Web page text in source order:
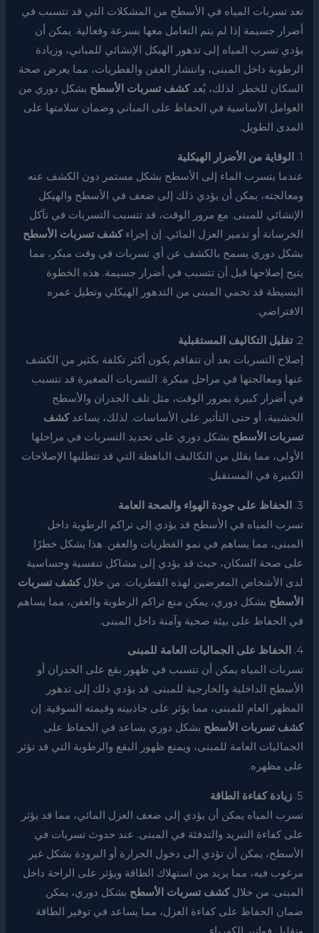
تعد تسربات المياه في الأسطح من المشكلات التي قد تتسبب في
أضرار جسيمة إذا لم يتم التعامل معها بسرعة وفعالية. يمكن أن
يؤدي تسرب المياه إلى تدهور الهيكل الإنشائي للمباني، وزيادة
الرطوبة داخل المبنى، وانتشار العفن والفطريات، مما يعرض صحة
السكان للخطر. لذلك، يُعدكشف تسربات الأسطح بشكل دوري من
العوامل الأساسية في الحفاظ على المباني وضمان سلامتها على
المدى الطويل.
1.
الوقاية من الأضرار الهيكلية
عندما يتسرب الماء إلى الأسطح بشكل مستمر دون الكشف عنه
ومعالجته، يمكن أن يؤدي ذلك إلى ضعف في الأسطح والهيكل
الإنشائي للمبنى. مع مرور الوقت، قد تتسبب التسربات في تآكل
الخرسانة أو تدمير العزل المائي. إن إجراءكشف تسربات الأسطح
بشكل دوري يسمح بالكشف عن أي تسربات في وقت مبكر، مما
يتيح إصلاحها قبل أن تتسبب في أضرار جسيمة. هذه الخطوة
البسيطة قد تحمي المبنى من التدهور الهيكلي وتطيل عمره
الافتراضي.
2. تقليل التكاليف المستقبلية
إصلاح التسربات بعد أن تتفاقم يكون أكثر تكلفة بكثير من الكشف
عنها ومعالجتها في مراحل مبكرة. التسربات الصغيرة قد تتسبب
في أضرار كبيرة بمرور الوقت، مثل تلف الجدران والأسطح
الخشبية، أو حتى التأثير على الأساسات. لذلك، يساعدكشف
تسربات الأسطح بشكل دوري على تحديد التسربات في مراحلها
الأولى، مما يقلل من التكاليف الباهظة التي قد تتطلبها الإصلاحات
الكبيرة في المستقبل.
3.
الحفاظ على جودة الهواء والصحة العامة
تسرب المياه في الأسطح قد يؤدي إلى تراكم الرطوبة داخل
المبنى، مما يساهم في نمو الفطريات والعفن. هذا يشكل خطرًا
على صحة السكان، حيث قد يؤدي إلى مشاكل تنفسية وحساسية
لدى الأشخاص المعرضين لهذه الفطريات. من خلالكشف تسربات
الأسطح بشكل دوري، يمكن منع تراكم الرطوبة والعفن، مما يساهم
في الحفاظ على بيئة صحية وآمنة داخل المبنى.
4.
الحفاظ على الجماليات العامة للمبنى
تسربات المياه يمكن أن تتسبب في ظهور بقع على الجدران أو
الأسطح الداخلية والخارجية للمبنى. قد يؤدي ذلك إلى تدهور
المظهر العام للمبنى، مما يؤثر على جاذبيته وقيمته السوقية. إن
كشف تسربات الأسطح بشكل دوري يساعد في الحفاظ على
الجماليات العامة للمبنى، ويمنع ظهور البقع والرطوبة التي قد تؤثر
على مظهره.
5. زيادة كفاءة الطاقة
تسرب المياه يمكن أن يؤدي إلى ضعف العزل المائي، مما قد يؤثر
على كفاءة التبريد والتدفئة في المبنى. عند حدوث تسربات في
الأسطح، يمكن أن تؤدي إلى دخول الحرارة أو البرودة بشكل غير
مرغوب فيه، مما يزيد من استهلاك الطاقة ويؤثر على الراحة داخل
المبنى. من خلالكشف تسربات الأسطح بشكل دوري، يمكن
ضمان الحفاظ على كفاءة العزل، مما يساعد في توفير الطاقة